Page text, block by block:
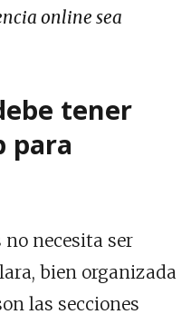
online sea
tener
para
necesita ser
bien organizada
las secciones